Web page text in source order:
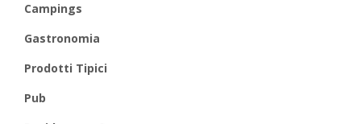
Campings
Gastronomia
Prodotti Tipici
Pub